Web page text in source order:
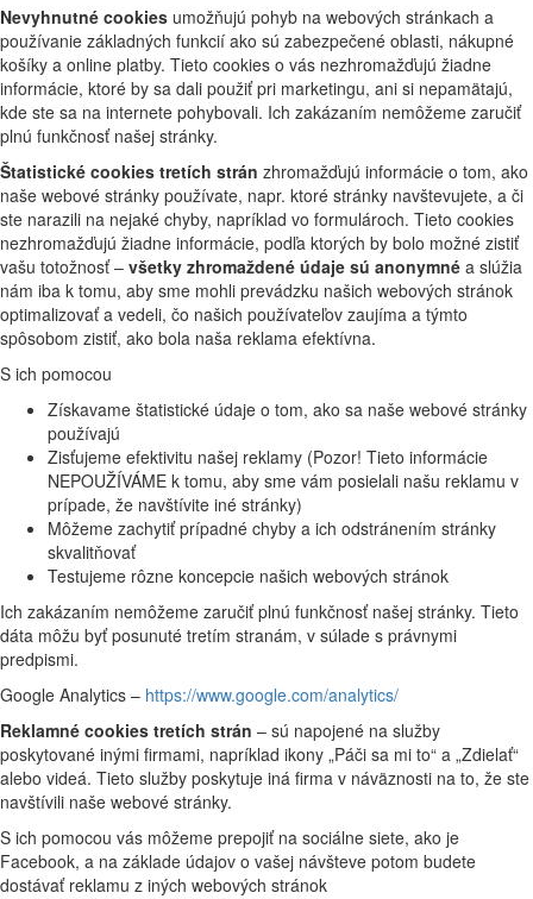
Nevyhnutné cookies umožňujú pohyb na webových stránkach a
používanie základných funkcií ako sú zabezpečené oblasti, nákupné
košíky a online platby. Tieto cookies o vás nezhromažďujú žiadne
informácie, ktoré by sa dali použiť pri marketingu, ani si nepamätajú,
kde ste sa na internete pohybovali. Ich zakázaním nemôžeme zaručiť
plnú funkčnosť našej stránky.
Štatistické cookies tretích strán zhromažďujú informácie o tom, ako
naše webové stránky používate, napr. ktoré stránky navštevujete, a či
ste narazili na nejaké chyby, napríklad vo formulároch. Tieto cookies
nezhromažďujú žiadne informácie, podľa ktorých by bolo možné zistiť
vašu totožnosť – všetky zhromaždené údaje sú anonymné a slúžia
nám iba k tomu, aby sme mohli prevádzku našich webových stránok
optimalizovať a vedeli, čo našich používateľov zaujíma a týmto
spôsobom zistiť, ako bola naša reklama efektívna.
S ich pomocou
Získavame štatistické údaje o tom, ako sa naše webové stránky
používajú
Zisťujeme efektivitu našej reklamy (Pozor! Tieto informácie
NEPOUŽÍVÁME k tomu, aby sme vám posielali našu reklamu v
prípade, že navštívite iné stránky)
Môžeme zachytiť prípadné chyby a ich odstránením stránky
skvalitňovať
Testujeme rôzne koncepcie našich webových stránok
Ich zakázaním nemôžeme zaručiť plnú funkčnosť našej stránky. Tieto
dáta môžu byť posunuté tretím stranám, v súlade s právnymi
predpismi.
Google Analytics – https://www.google.com/analytics/
Reklamné cookies tretích strán – sú napojené na služby
poskytované inými firmami, napríklad ikony „Páči sa mi to“ a „Zdielať“
alebo videá. Tieto služby poskytuje iná firma v náväznosti na to, že ste
navštívili naše webové stránky.
S ich pomocou vás môžeme prepojiť na sociálne siete, ako je
Facebook, a na základe údajov o vašej návšteve potom budete
dostávať reklamu z iných webových stránok